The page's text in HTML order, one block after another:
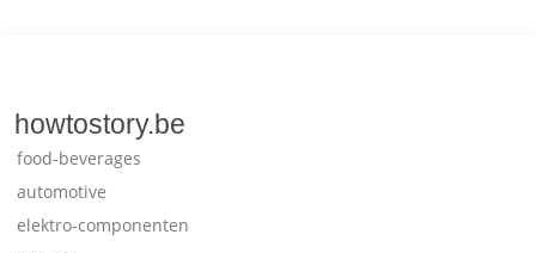
howtostory.be
food-beverages
automotive
elektro-componenten